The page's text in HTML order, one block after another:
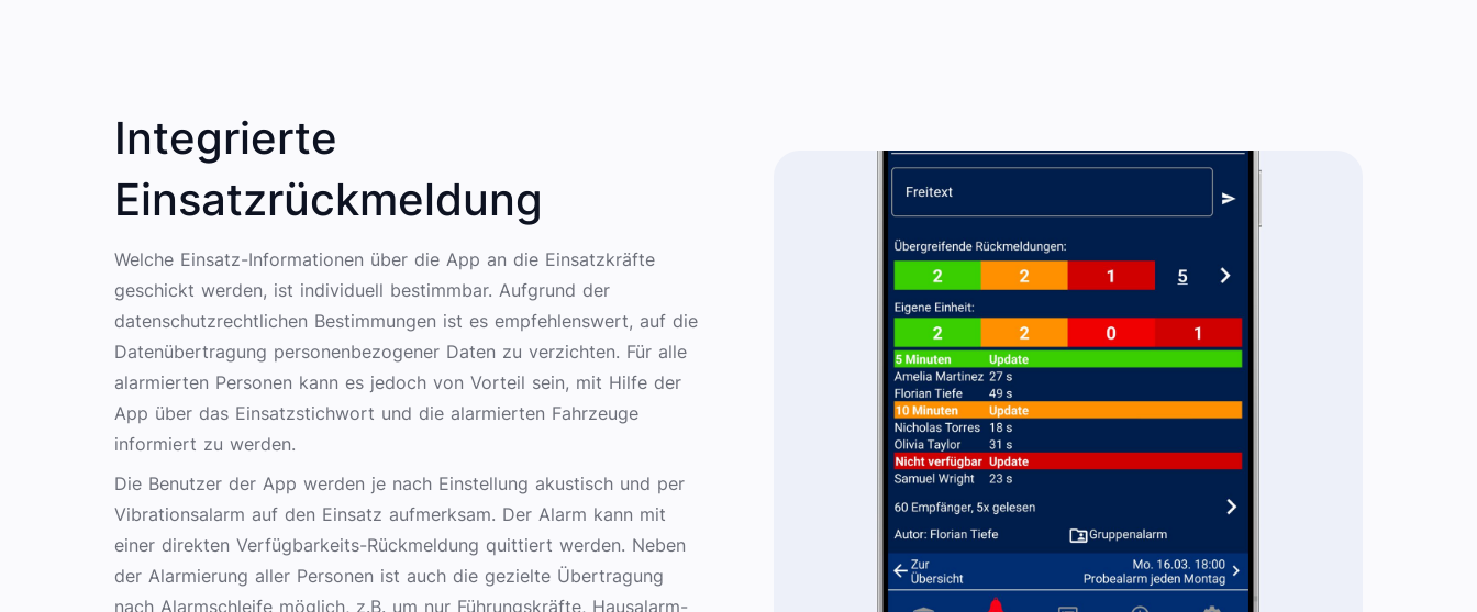
Integrierte
Einsatzrückmeldung
Welche Einsatz-Informationen über die App an die Einsatzkräfte
geschickt werden, ist individuell bestimmbar. Aufgrund der
datenschutzrechtlichen Bestimmungen ist es empfehlenswert, auf die
Datenübertragung personenbezogener Daten zu verzichten. Für alle
alarmierten Personen kann es jedoch von Vorteil sein, mit Hilfe der
App über das Einsatzstichwort und die alarmierten Fahrzeuge
informiert zu werden.
Die Benutzer der App werden je nach Einstellung akustisch und per
Vibrationsalarm auf den Einsatz aufmerksam. Der Alarm kann mit
einer direkten Verfügbarkeits-Rückmeldung quittiert werden. Neben
der Alarmierung aller Personen ist auch die gezielte Übertragung
nach Alarmschleife möglich, z.B. um nur Führungskräfte, Hausalarm-